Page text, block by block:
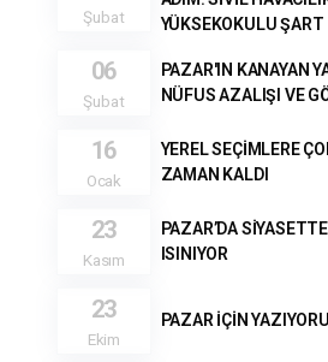
Şubat
YÜKSEKOKULU ŞART
06
Şubat
PAZAR'IN KANAYAN
NÜFUS AZALIŞI VE
16
Ocak
YEREL SEÇİMLERE
ZAMAN KALDI
23
Kasım
PAZAR’DA
ISINIYOR
23
Ekim
PAZAR İÇİN